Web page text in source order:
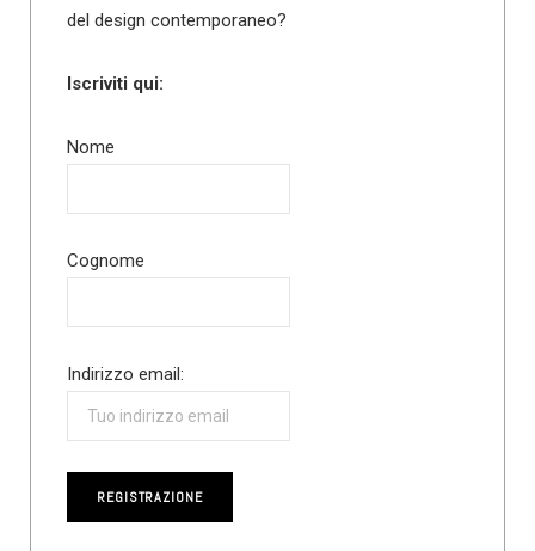
del design contemporaneo?
Iscriviti qui:
Nome
Cognome
Indirizzo email: